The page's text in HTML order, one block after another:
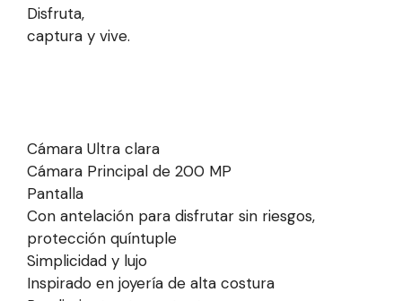
Disfruta,
captura y vive.
Cámara Ultra clara
Cámara Principal de 200 MP
Pantalla
Con antelación para disfrutar sin riesgos,
protección quíntuple
Simplicidad y lujo
Inspirado en joyería de alta costura